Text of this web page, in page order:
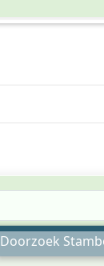
Doorzoek